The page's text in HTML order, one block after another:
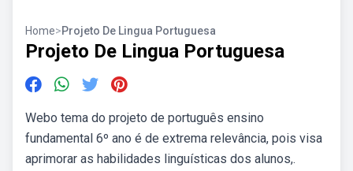
Home>Projeto De Lingua Portuguesa
Projeto De Lingua Portuguesa
Webo tema do projeto de português ensino
fundamental 6º ano é de extrema relevância, pois visa
aprimorar as habilidades linguísticas dos alunos,.